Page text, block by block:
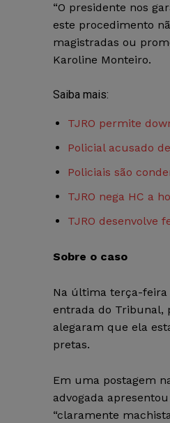
“O presidente nos
este procedimento
magistradas ou
Karoline Monteiro.
Saiba mais:
TJRO permite
Policial acusado
Policiais são
TJRO nega HC a
TJRO desenvolve
Sobre o caso
Na última terça-feira
entrada do Tribunal,
alegaram que ela
pretas.
Em uma postagem
advogada
“claramente